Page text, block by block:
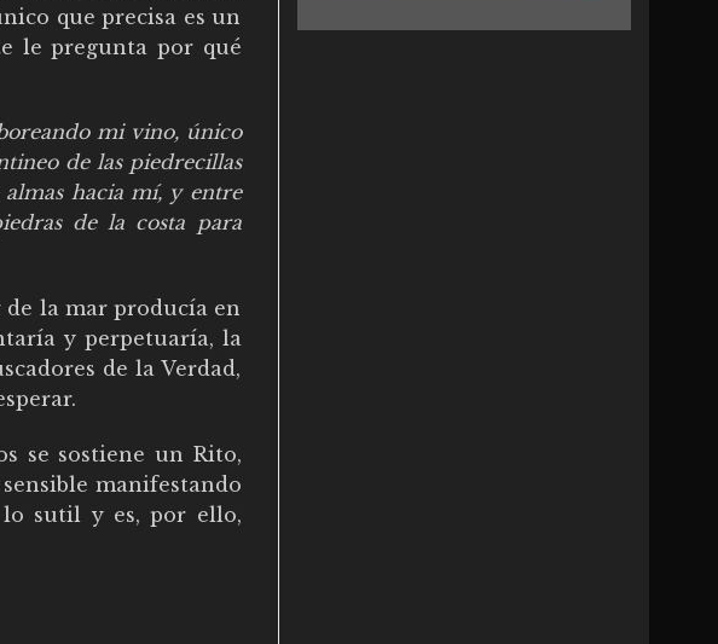
que precisa es un
le pregunta por qué
mi vino, único
de las piedrecillas
hacia mí, y entre
de la costa para
la mar producía en
y perpetuaría, la
de la Verdad,
se sostiene un Rito,
manifestando
lo sutil y es, por ello,